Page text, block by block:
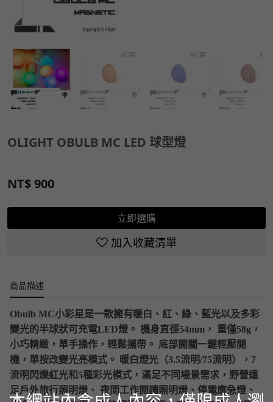
OLIGHT OBULB MC LED 球型燈
NT$900
立即選購
加入收藏清單
商品描述
Obulb MC小彩星是一款擁有暖白、紅、綠、藍光以及多彩
變光的半球狀可充電LED燈。 機身直徑54mm， 重僅58g，
小巧精緻，單手操作，輕鬆攜帶。 底部開關一鍵輕壓開
機，單按改變光亮模式。 暖白燈光（3.5流明/75流明），7
流明閃爍紅光和5種彩光模式，滿足不同場景需求，野營遠
足戶外旅行照明燈、 夜間工作閱讀照明燈、停電應急燈、